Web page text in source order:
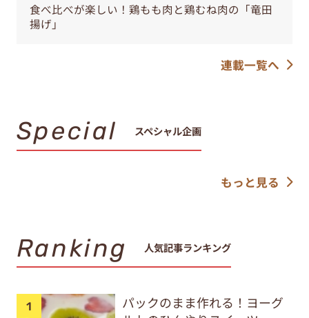
食べ比べが楽しい！鶏もも肉と鶏むね肉の「竜田
揚げ」
連載一覧へ
Special スペシャル企画
もっと見る
Ranking 人気記事ランキング
パックのまま作れる！ヨーグ